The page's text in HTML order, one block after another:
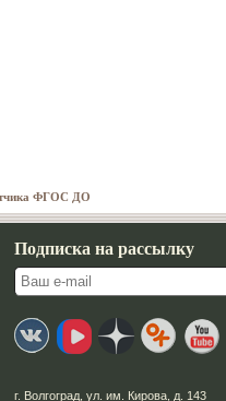
ФГОС ДО
Подписка на рассылку
г. Волгоград ул. им. Кирова, д. 143